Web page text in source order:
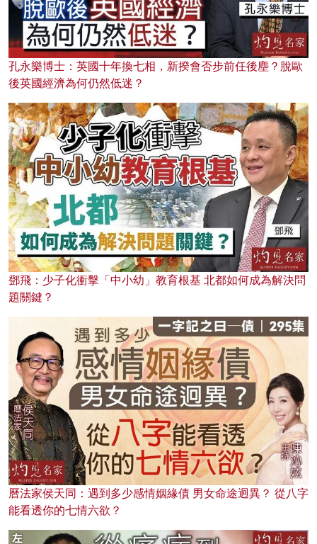
孔永樂博士：英國十年換七相，新揆會否步前任後塵？脫歐
後英國經濟為何仍然低迷？
鄧飛：少子化衝擊「中小幼」教育根基 北都如何成為解決問
題關鍵？
曆法家侯天同：遇到多少感情姻緣債 男女命途迥異？ 從八字
能看透你的七情六欲？